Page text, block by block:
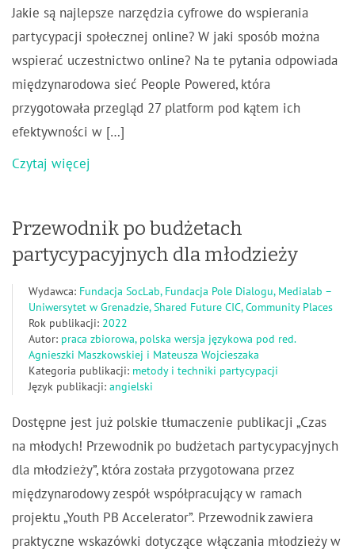
Jakie są najlepsze narzędzia cyfrowe do wspierania
partycypacji społecznej online? W jaki sposób można
wspierać uczestnictwo online? Na te pytania odpowiada
międzynarodowa sieć People Powered, która
przygotowała przegląd 27 platform pod kątem ich
efektywności w […]
Czytaj więcej
Przewodnik po budżetach
partycypacyjnych dla młodzieży
Wydawca: Fundacja SocLab, Fundacja Pole Dialogu, Medialab –
Uniwersytet w Grenadzie, Shared Future CIC, Community Places
Rok publikacji: 2022
Autor: praca zbiorowa, polska wersja językowa pod red.
Agnieszki Maszkowskiej i Mateusza Wojcieszaka
Kategoria publikacji: metody i techniki partycypacji
Język publikacji: angielski
Dostępne jest już polskie tłumaczenie publikacji „Czas
na młodych! Przewodnik po budżetach partycypacyjnych
dla młodzieży”, która została przygotowana przez
międzynarodowy zespół współpracujący w ramach
projektu „Youth PB Accelerator”. Przewodnik zawiera
praktyczne wskazówki dotyczące włączania młodzieży w